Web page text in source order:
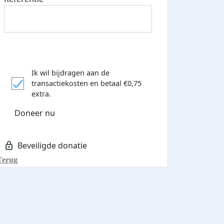
Ik wil bijdragen aan de
transactiekosten en betaal €0,75
extra.
Doneer nu